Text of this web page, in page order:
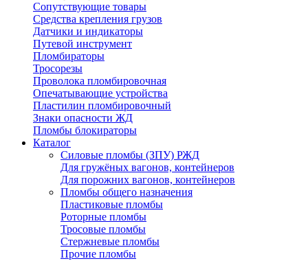
Сопутствующие товары
Средства крепления грузов
Датчики и индикаторы
Путевой инструмент
Пломбираторы
Тросорезы
Проволока пломбировочная
Опечатывающие устройства
Пластилин пломбировочный
Знаки опасности ЖД
Пломбы блокираторы
Каталог
Силовые пломбы (ЗПУ) РЖД
Для гружёных вагонов, контейнеров
Для порожних вагонов, контейнеров
Пломбы общего назначения
Пластиковые пломбы
Роторные пломбы
Тросовые пломбы
Стержневые пломбы
Прочие пломбы